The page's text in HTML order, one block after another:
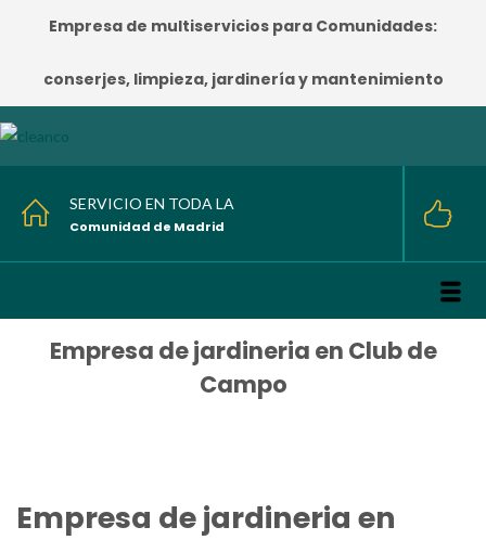
Empresa de multiservicios para Comunidades:
conserjes, limpieza, jardinería y mantenimiento
SERVICIO EN TODA LA
Comunidad de Madrid
Empresa de jardineria en Club de
Campo
Empresa de jardineria en